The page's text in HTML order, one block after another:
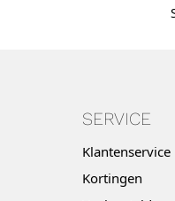
SERVICE
Klantenservice
Kortingen